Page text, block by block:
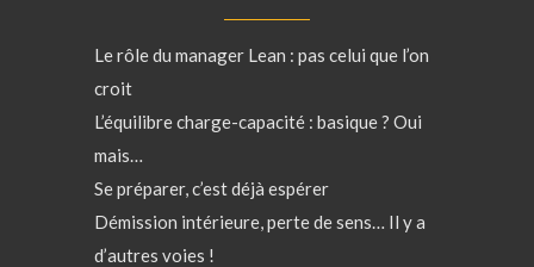
Le rôle du manager Lean : pas celui que l’on
croit
L’équilibre charge-capacité : basique ? Oui
mais…
Se préparer, c’est déjà espérer
Démission intérieure, perte de sens… Il y a
d’autres voies !